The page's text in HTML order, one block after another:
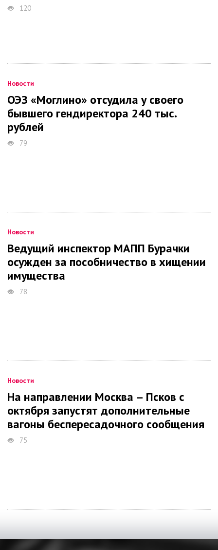
120
Новости
ОЭЗ «Моглино» отсудила у своего
бывшего гендиректора 240 тыс.
рублей
79
Новости
Ведущий инспектор МАПП Бурачки
осужден за пособничество в хищении
имущества
78
Новости
На направлении Москва – Псков с
октября запустят дополнительные
вагоны беспересадочного сообщения
75